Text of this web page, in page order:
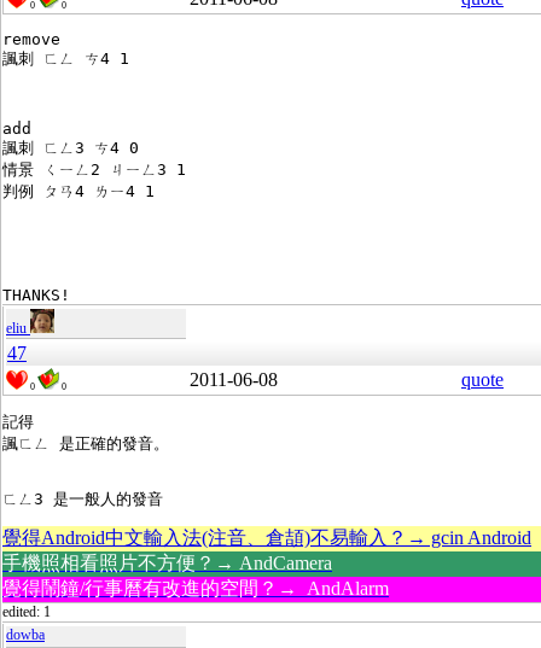
0 0
remove
諷刺 ㄈㄥ ㄘ4 1
add
諷刺 ㄈㄥ3 ㄘ4 0
情景 ㄑㄧㄥ2 ㄐㄧㄥ3 1
判例 ㄆㄢ4 ㄌㄧ4 1
THANKS!
eliu
47
0 0 2011-06-08 quote
記得
諷ㄈㄥ 是正確的發音。
ㄈㄥ3 是一般人的發音
覺得Android中文輸入法(注音、倉頡)不易輸入？→ gcin Android
手機照相看照片不方便？→ AndCamera
覺得鬧鐘/行事曆有改進的空間？→ AndAlarm
edited: 1
dowba